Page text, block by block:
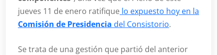
jueves 11 de enero ratifique lo expuesto hoy en la
Comisión de Presidencia del Consistorio.
Se trata de una gestión que partió del anterior